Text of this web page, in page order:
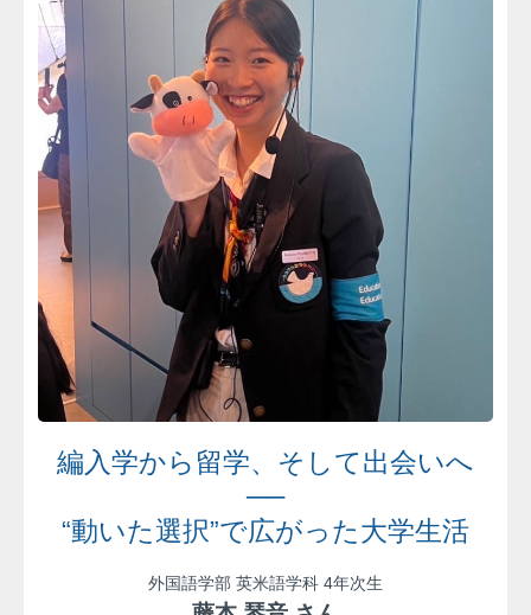
編入学から留学、そして出会いへ
──
“動いた選択”で広がった大学生活
外国語学部 英米語学科 4年次生